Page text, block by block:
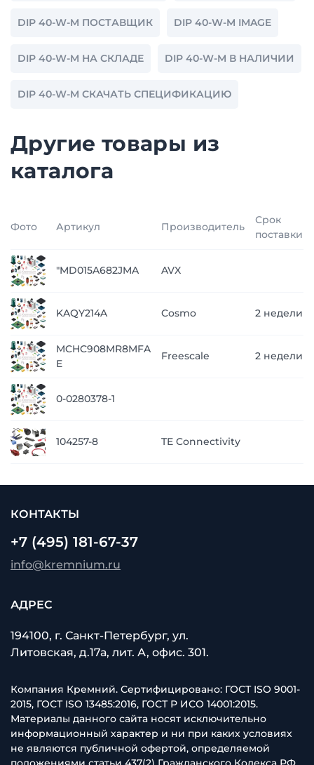
DIP 40-W-M ПОСТАВЩИК DIP 40-W-M IMAGE
DIP 40-W-M НА СКЛАДЕ DIP 40-W-M В НАЛИЧИИ
DIP 40-W-M СКАЧАТЬ СПЕЦИФИКАЦИЮ
Другие товары из
каталога
Фото Артикул Производитель
Срок
поставки
"MD015A682JMA AVX
KAQY214A Cosmo 2 недели
MCHC908MR8MFA
E
Freescale 2 недели
0-0280378-1
104257-8 TE Connectivity
КОНТАКТЫ
+7 (495) 181-67-37
info@kremnium.ru
АДРЕС
194100, г. Санкт-Петербург, ул.
Литовская, д.17а, лит. А, офис. 301.
Компания Кремний. Сертифицировано: ГОСТ ISO 9001-
2015, ГОСТ ISO 13485:2016, ГОСТ Р ИСО 14001:2015.
Материалы данного сайта носят исключительно
информационный характер и ни при каких условиях
не являются публичной офертой, определяемой